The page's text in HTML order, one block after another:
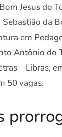
Jesus do
Sebastião da
em
Antônio do
– Libras,
50 vagas.